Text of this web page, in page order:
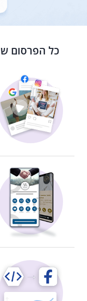
כל הפרסום